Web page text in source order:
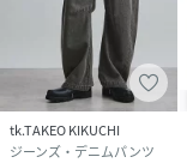
tk.TAKEO KIKUCHI
ジーンズ・デニムパンツ